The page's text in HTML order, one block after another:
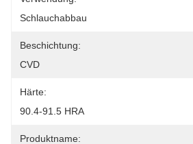
Schlauchabbau
Beschichtung:
CVD
Härte:
90.4-91.5 HRA
Produktname: